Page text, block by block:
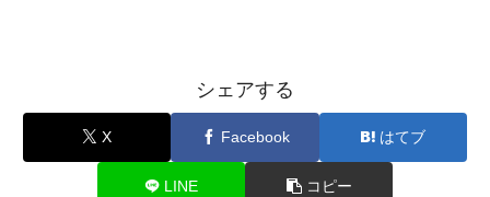
シェアする
X Facebook はてブ
LINE コピー